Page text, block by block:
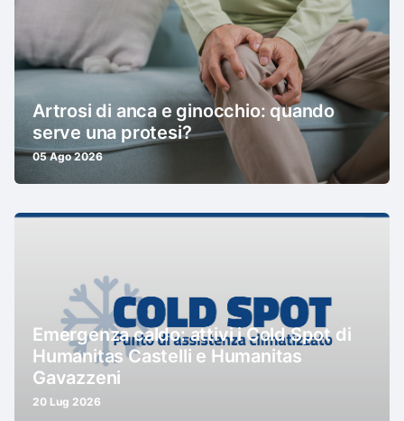
Artrosi di anca e ginocchio: quando
serve una protesi?
05 Ago 2026
Emergenza caldo: attivi i Cold Spot di
Humanitas Castelli e Humanitas
Gavazzeni
20 Lug 2026